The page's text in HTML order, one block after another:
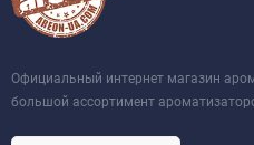
Официальный интернет магазин
большой ассортимент